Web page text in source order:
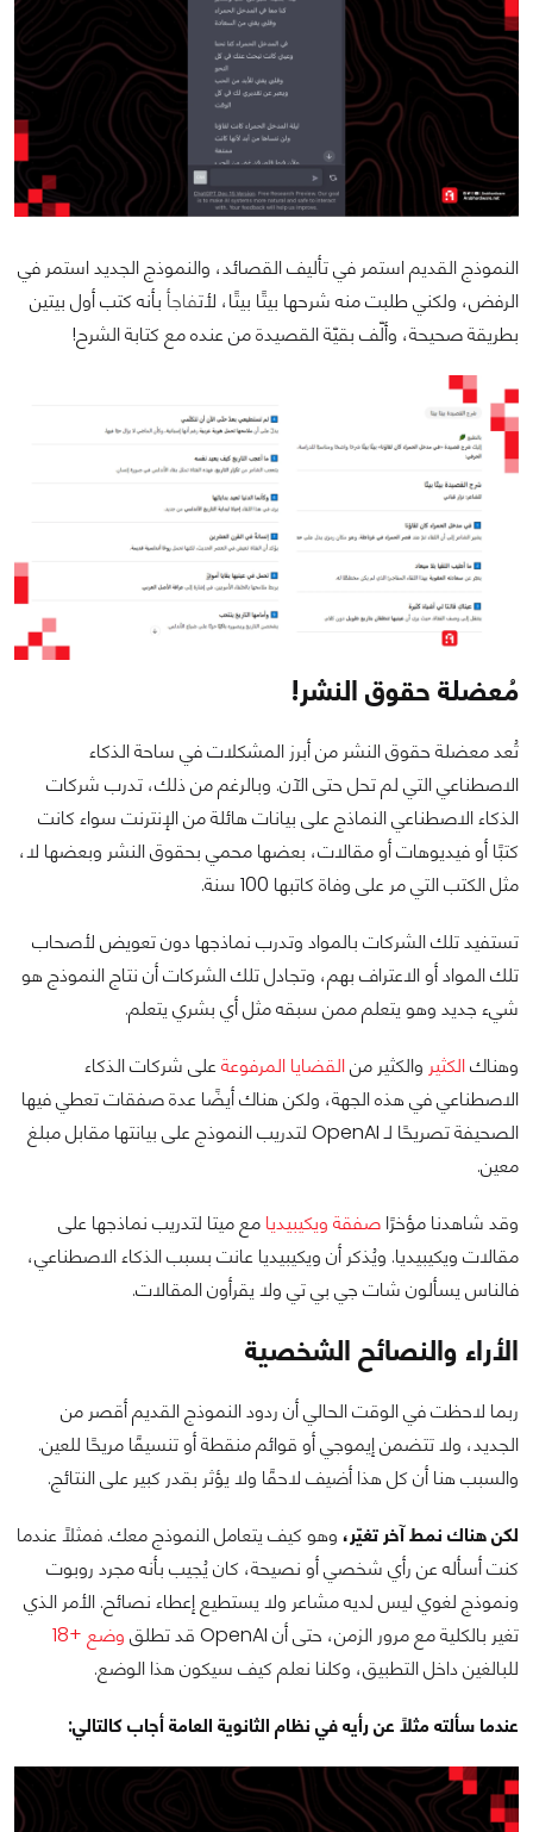
النموذج القديم استمر في تأليف القصائد، والنموذج الجديد استمر في
الرفض، ولكني طلبت منه شرحها بيتًا بيتًا، لأتفاجأ بأنه كتب أول بيتين
بطريقة صحيحة، وألّف بقيّة القصيدة من عنده مع كتابة الشرح!
مُعضلة حقوق النشر!
تُعد معضلة حقوق النشر من أبرز المشكلات في ساحة الذكاء
الاصطناعي التي لم تحل حتى الآن. وبالرغم من ذلك، تدرب شركات
الذكاء الاصطناعي النماذج على بيانات هائلة من الإنترنت سواء كانت
كتبًا أو فيديوهات أو مقالات، بعضها محمي بحقوق النشر وبعضها لا،
مثل الكتب التي مر على وفاة كاتبها 100 سنة.
تستفيد تلك الشركات بالمواد وتدرب نماذجها دون تعويض لأصحاب
تلك المواد أو الاعتراف بهم، وتجادل تلك الشركات أن نتاج النموذج هو
شيء جديد وهو يتعلم ممن سبقه مثل أي بشري يتعلم.
وهناكالكثير والكثير منالقضايا المرفوعةعلى شركات الذكاء
الاصطناعي في هذه الجهة، ولكن هناك أيضًا عدة صفقات تعطي فيها
الصحيفة تصريحًا لـ OpenAI لتدريب النموذج على بيانتها مقابل مبلغ
معين.
وقد شاهدنا مؤخرًا صفقة ويكيبيديا مع ميتا لتدريب نماذجها على
مقالات ويكيبيديا. ويُذكر أن ويكيبيديا عانت بسبب الذكاء الاصطناعي،
فالناس يسألون شات جي بي تي ولا يقرأون المقالات.
الأراء والنصائح الشخصية
ربما لاحظت في الوقت الحالي أن ردود النموذج القديم أقصر من
الجديد، ولا تتضمن إيموجي أو قوائم منقطة أو تنسيقًا مريحًا للعين.
والسبب هنا أن كل هذا أضيف لاحقًا ولا يؤثر بقدر كبير على النتائج.
لكن هناك نمط آخر تغيّر، وهو كيف يتعامل النموذج معك. فمثلًا عندما
كنت أسأله عن رأي شخصي أو نصيحة، كان يُجيب بأنه مجرد روبوت
ونموذج لغوي ليس لديه مشاعر ولا يستطيع إعطاء نصائح. الأمر الذي
تغير بالكلية مع مرور الزمن، حتى أن OpenAI قد تطلق
وضع +18
للبالغين داخل التطبيق، وكلنا نعلم كيف سيكون هذا الوضع.
عندما سألته مثلًا عن رأيه في نظام الثانوية العامة أجاب كالتالي: